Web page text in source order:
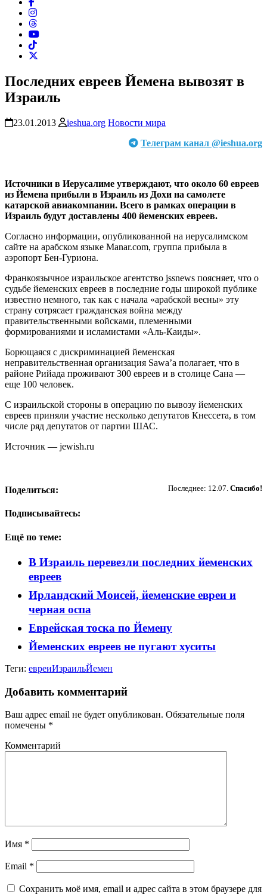
Последних евреев Йемена вывозят в
Израиль
23.01.2013 ieshua.org Новости мира
Телеграм канал @ieshua.org
Источники в Иерусалиме утверждают, что около 60 евреев
из Йемена прибыли в Израиль из Дохи на самолете
катарской авиакомпании. Всего в рамках операции в
Израиль будут доставлены 400 йеменских евреев.
Согласно информации, опубликованной на иерусалимском
сайте на арабском языке Manar.com, группа прибыла в
аэропорт Бен-Гуриона.
Франкоязычное израильское агентство jssnews поясняет, что о
судьбе йеменских евреев в последние годы широкой публике
известно немного, так как с начала «арабской весны» эту
страну сотрясает гражданская война между
правительственными войсками, племенными
формированиями и исламистами «Аль-Каиды».
Борющаяся с дискриминацией йеменская
неправительственная организация Sawa’a полагает, что в
районе Рийада проживают 300 евреев и в столице Сана —
еще 100 человек.
С израильской стороны в операцию по вывозу йеменских
евреев приняли участие несколько депутатов Кнессета, в том
числе ряд депутатов от партии ШАС.
Источник — jewish.ru
Последнее: 12.07. Спасибо!
Поделиться:
Подписывайтесь:
Ещё по теме:
В Израиль перевезли последних йеменских
евреев
Ирландский Моисей, йеменские евреи и
черная оспа
Еврейская тоска по Йемену
Йеменских евреев не пугают хуситы
Теги: евреиИзраильЙемен
Добавить комментарий
Ваш адрес email не будет опубликован. Обязательные поля
помечены *
Комментарий
Имя *
Email *
Сохранить моё имя, email и адрес сайта в этом браузере для